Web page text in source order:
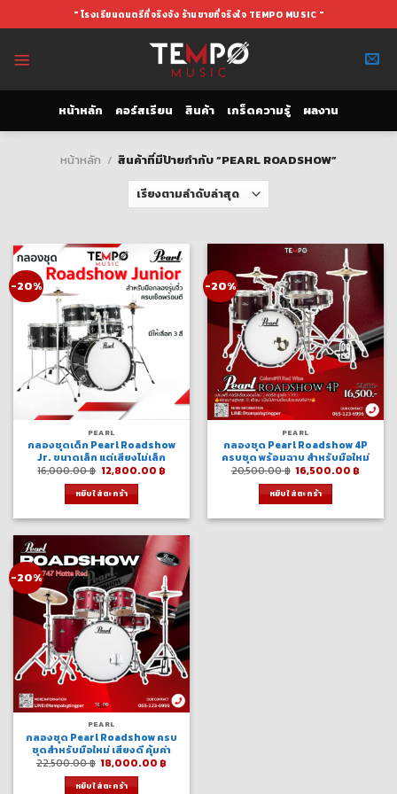
to
" โรงเรียนดนตรีที่จริงจัง ร้านขายที่จริงใจ TEMPO MUSIC "
หน้าหลัก คอร์สเรียน สินค้า เกร็ดความรู้ ผลงาน
หน้าหลัก / สินค้าที่มีป้ายกำกับ “PEARL ROADSHOW”
-20%
PEARL
กลองชุดเด็ก Pearl Roadshow
Jr. ขนาดเล็ก แต่เสียงไม่เล็ก
16,000.00฿ Original
price
was:
16,000.00 ฿.
12,800.00 ฿Current
หยิบใส่ตะกร้า
-20%
PEARL
กลองชุด Pearl Roadshow 4P
ครบชุด พร้อมฉาบ สำหรับมือใหม่
20,500.00฿ Original
price
was:
20,500.00 ฿.
16,500.00 ฿
หยิบใส่ตะกร้า
-20%
PEARL
กลองชุด Pearl Roadshow ครบ
ชุดสำหรับมือใหม่ เสียงดี คุ้มค่า
22,500.00฿ Original
price
was:
22,500.00 ฿.
18,000.00 ฿
หยิบใส่ตะกร้า